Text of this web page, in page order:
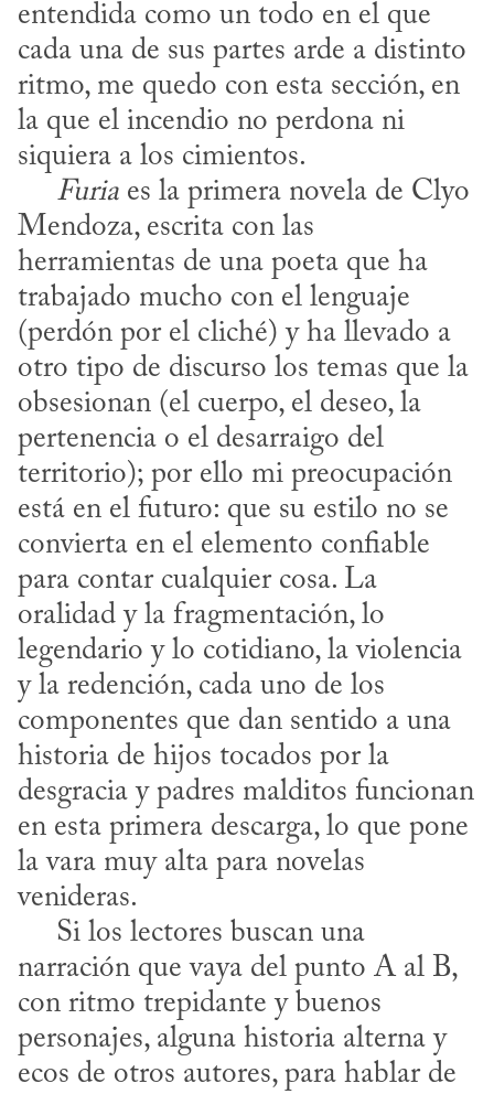
entendida como un todo en el que
cada una de sus partes arde a distinto
ritmo, me quedo con esta sección, en
la que el incendio no perdona ni
siquiera a los cimientos.
Furia es la primera novela de Clyo
Mendoza, escrita con las
herramientas de una poeta que ha
trabajado mucho con el lenguaje
(perdón por el cliché) y ha llevado a
otro tipo de discurso los temas que la
obsesionan (el cuerpo, el deseo, la
pertenencia o el desarraigo del
territorio); por ello mi preocupación
está en el futuro: que su estilo no se
convierta en el elemento confiable
para contar cualquier cosa. La
oralidad y la fragmentación, lo
legendario y lo cotidiano, la violencia
y la redención, cada uno de los
componentes que dan sentido a una
historia de hijos tocados por la
desgracia y padres malditos funcionan
en esta primera descarga, lo que pone
la vara muy alta para novelas
venideras.
narración que vaya del punto A al B,
con ritmo trepidante y buenos
personajes, alguna historia alterna y
ecos de otros autores, para hablar de